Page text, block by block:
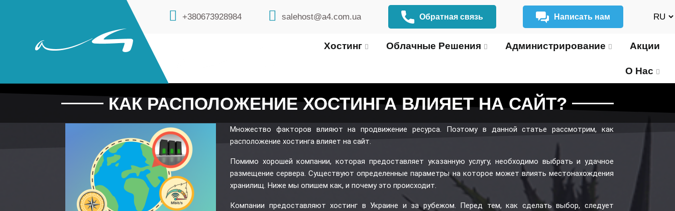
+380673928984 salehost@a4.com.ua Обратная связь Написать нам
Хостинг Облачные Решения Администрирование Акции
О Нас
КАК РАСПОЛОЖЕНИЕ ХОСТИНГА ВЛИЯЕТ НА САЙТ?
Множество факторов влияют на продвижение ресурса. Поэтому в данной статье рассмотрим, как
расположение хостинга влияет на сайт.
Помимо хорошей компании, которая предоставляет указанную услугу, необходимо выбрать и удачное
размещение сервера. Существуют определенные параметры на которое может влиять местонахождения
хранилищ. Ниже мы опишем как, и почему это происходит.
Компании предоставляют хостинг в Украине и за рубежом. Перед тем, как сделать выбор, следует